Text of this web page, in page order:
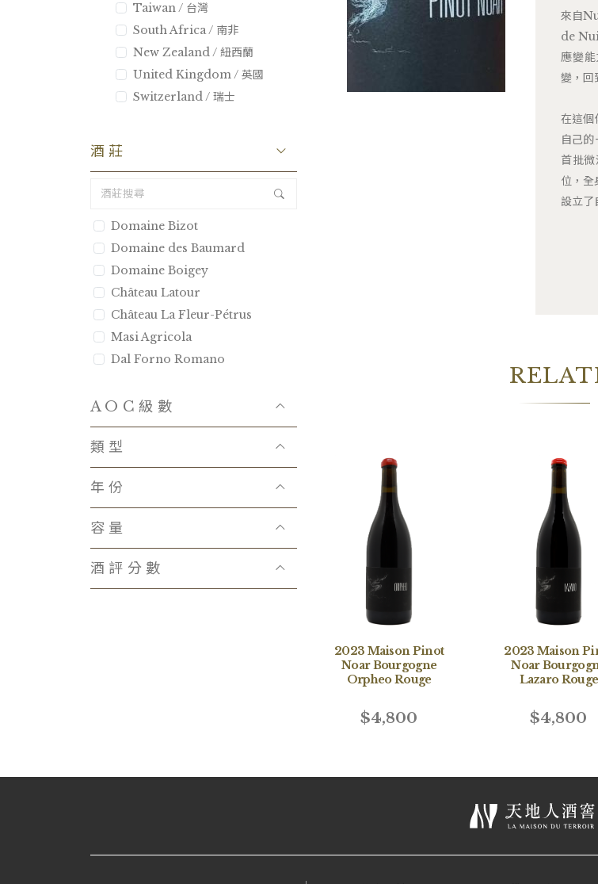
Taiwan / 台灣
South Africa / 南非
New Zealand / 紐西蘭
United Kingdom / 英國
Switzerland / 瑞士
酒莊
Domaine Bizot
Domaine des Baumard
Domaine Boigey
Château Latour
Château La Fleur-Pétrus
Masi Agricola
Dal Forno Romano
Tenuta Luce
Castello d′Albola
Domaine Combier
Domaine Anita
Kei Shiogai
Brion
Domaine Hubert Reyser
Domaine Huguet Pinon
AOC級數
類型
年份
容量
酒評分數
來自
de
應變
變，
在這
自己
首批
位，
設立了
2023 Maison Pinot
Noar Bourgogne
Orpheo Rouge
$4,800
2023 Maison
Noar
Lazaro Rouge
$4,800